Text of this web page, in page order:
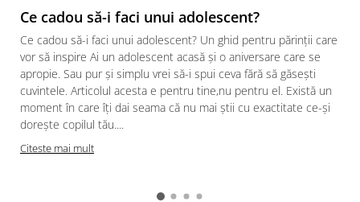
Ce cadou să-i faci unui adolescent?
Ce cadou să-i faci unui adolescent? Un ghid pentru părinții care
vor să inspire Ai un adolescent acasă și o aniversare care se
apropie. Sau pur și simplu vrei să-i spui ceva fără să găsești
cuvintele. Articolul acesta e pentru tine,nu pentru el. Există un
moment în care îți dai seama că nu mai știi cu exactitate ce-și
dorește copilul tău....
Citeste mai mult